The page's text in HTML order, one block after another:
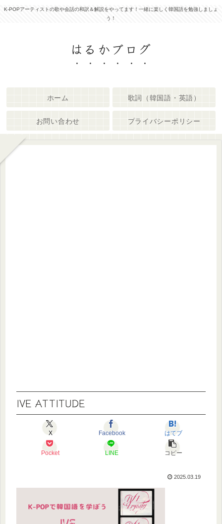
K-POPアーティストの歌や会話の和訳＆解説をやってます！一緒に楽しく韓国語を勉強しましょ
う！
はるかブログ
ホーム 歌詞（韓国語・英語）
お問い合わせ プライバシーポリシー
IVE ATTITUDE
X Facebook はてブ
Pocket LINE コピー
2025.03.19